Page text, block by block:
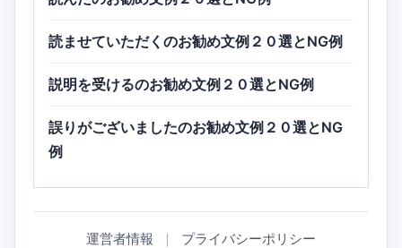
読ませていただくのお勧め文例２０選とNG例
説明を受けるのお勧め文例２０選とNG例
誤りがございましたのお勧め文例２０選とNG
例
運営者情報 ｜ プライバシーポリシー